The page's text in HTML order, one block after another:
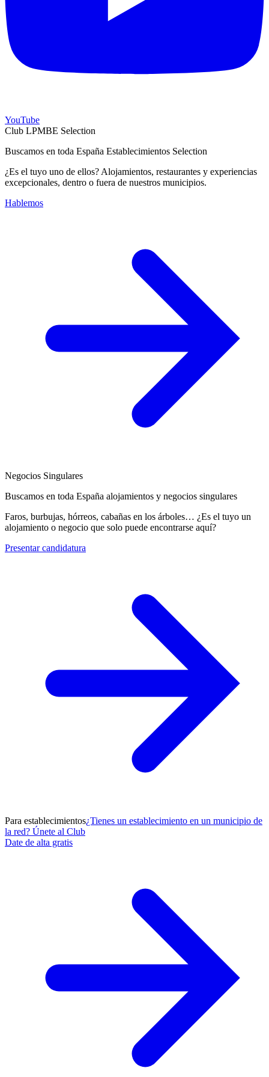
YouTube
Club LPMBE Selection
Buscamos en toda España Establecimientos Selection
¿Es el tuyo uno de ellos? Alojamientos, restaurantes y experiencias
excepcionales, dentro o fuera de nuestros municipios.
Hablemos
Negocios Singulares
Buscamos en toda España alojamientos y negocios singulares
Faros, burbujas, hórreos, cabañas en los árboles… ¿Es el tuyo un
alojamiento o negocio que solo puede encontrarse aquí?
Presentar candidatura
Para establecimientos¿Tienes un establecimiento en un municipio de
la red? Únete al Club
Date de alta gratis